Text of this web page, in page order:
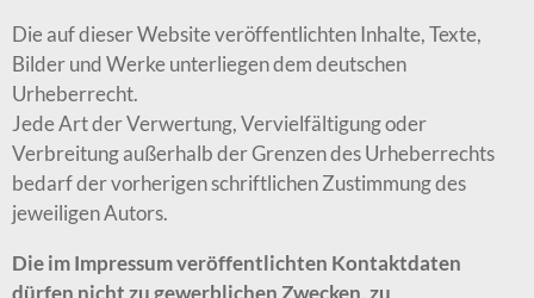
Die auf dieser Website veröffentlichten Inhalte, Texte,
Bilder und Werke unterliegen dem deutschen
Urheberrecht.
Jede Art der Verwertung, Vervielfältigung oder
Verbreitung außerhalb der Grenzen des Urheberrechts
bedarf der vorherigen schriftlichen Zustimmung des
jeweiligen Autors.
Die im Impressum veröffentlichten Kontaktdaten
dürfen nicht zu gewerblichen Zwecken, zu